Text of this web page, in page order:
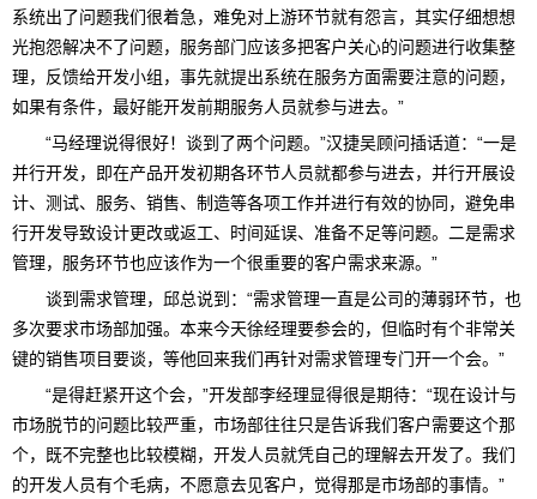
系统出了问题我们很着急，难免对上游环节就有怨言，其实仔细想想
光抱怨解决不了问题，服务部门应该多把客户关心的问题进行收集整
理，反馈给开发小组，事先就提出系统在服务方面需要注意的问题，
如果有条件，最好能开发前期服务人员就参与进去。”
“马经理说得很好！谈到了两个问题。”汉捷吴顾问插话道：“一是
并行开发，即在产品开发初期各环节人员就都参与进去，并行开展设
计、测试、服务、销售、制造等各项工作并进行有效的协同，避免串
行开发导致设计更改或返工、时间延误、准备不足等问题。二是需求
管理，服务环节也应该作为一个很重要的客户需求来源。”
谈到需求管理，邱总说到：“需求管理一直是公司的薄弱环节，也
多次要求市场部加强。本来今天徐经理要参会的，但临时有个非常关
键的销售项目要谈，等他回来我们再针对需求管理专门开一个会。”
“是得赶紧开这个会，”开发部李经理显得很是期待：“现在设计与
市场脱节的问题比较严重，市场部往往只是告诉我们客户需要这个那
个，既不完整也比较模糊，开发人员就凭自己的理解去开发了。我们
的开发人员有个毛病，不愿意去见客户，觉得那是市场部的事情。”